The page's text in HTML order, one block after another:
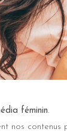
féminin.
nos contenus